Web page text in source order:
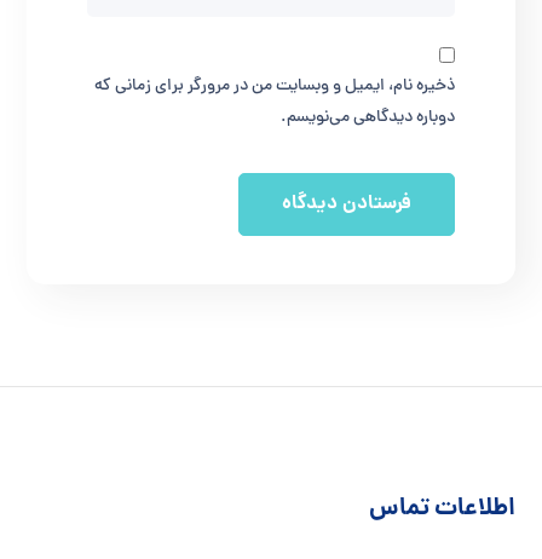
ذخیره نام، ایمیل و وبسایت من در مرورگر برای زمانی که
دوباره دیدگاهی می‌نویسم.
اطلاعات تماس